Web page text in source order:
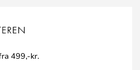
499,-kr.